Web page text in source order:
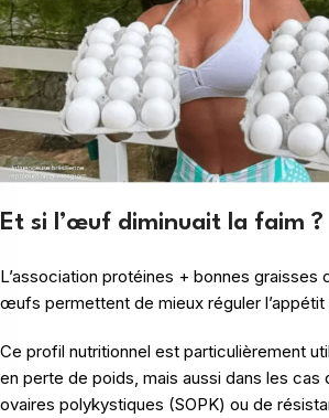
Et si l’œuf diminuait la faim ?
L’association protéines + bonnes graisses
œufs permettent de mieux réguler l’appétit
Ce profil nutritionnel est particulièrement
en perte de poids, mais aussi dans les cas
ovaires polykystiques (SOPK) ou de